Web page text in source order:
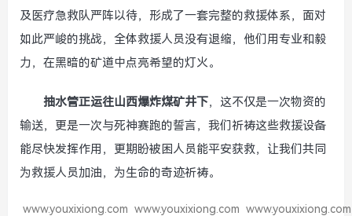
及医疗急救队严阵以待，形成了一套完整的救援体系，面对
如此严峻的挑战，全体救援人员没有退缩，他们用专业和毅
力，在黑暗的矿道中点亮希望的灯火。
抽水管正运往山西爆炸煤矿井下，这不仅是一次物资的
输送，更是一次与死神赛跑的誓言，我们祈祷这些救援设备
能尽快发挥作用，更期盼被困人员能平安获救，让我们共同
为救援人员加油，为生命的奇迹祈祷。
www.youxixiong.com www.youxixiong.com www.youxixiong.com